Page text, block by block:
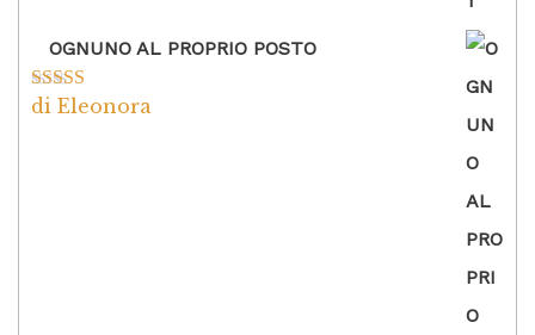
OGNUNO AL PROPRIO POSTO
Valutato5su
di Eleonora